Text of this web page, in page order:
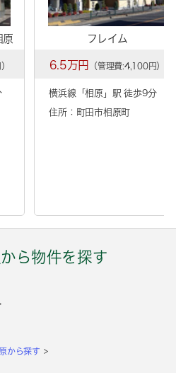
原 フレイム
6.5万円 （管理費:4,100円）
横浜線「相原 」駅 徒歩9分
住所：町田市相原町
ら物件を探す
から探す